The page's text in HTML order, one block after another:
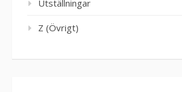
Utställningar
Z (Övrigt)